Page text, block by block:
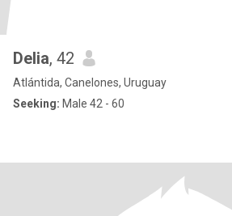
Delia, 42
Atlántida, Canelones, Uruguay
Seeking: Male 42 - 60